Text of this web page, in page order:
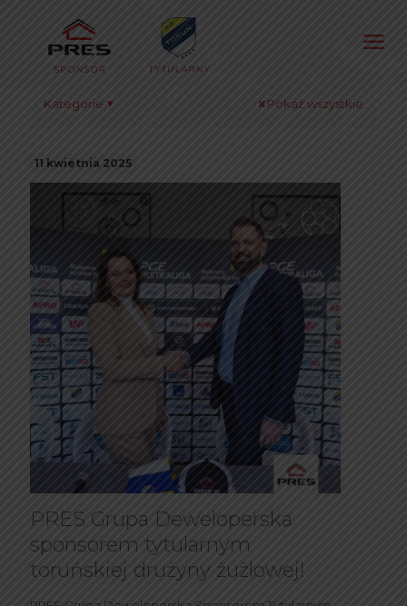
Kategorie Pokaż wszystkie
11 kwietnia 2025
PRES Grupa Deweloperska
sponsorem tytularnym
toruńskiej drużyny żużlowej!